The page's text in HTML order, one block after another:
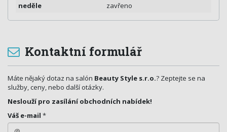
neděle
zavřeno
Kontaktní formulář
Máte nějaký dotaz na salón Beauty Style s.r.o.? Zeptejte se na
služby, ceny, nebo další otázky.
Neslouží pro zasílání obchodních nabídek!
Váš e-mail *